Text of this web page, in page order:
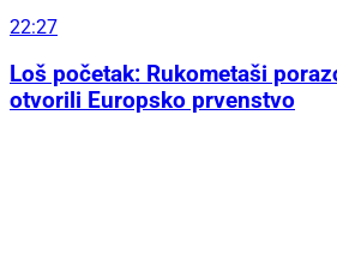
22:27
Loš početak: Rukometaši
otvorili Europsko prvenstvo